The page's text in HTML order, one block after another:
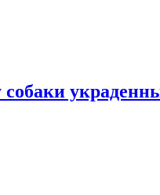
собаки